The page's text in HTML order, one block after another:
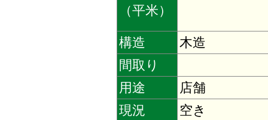
（平米）
構造
木造
間取り
用途
店舗
現況
空き